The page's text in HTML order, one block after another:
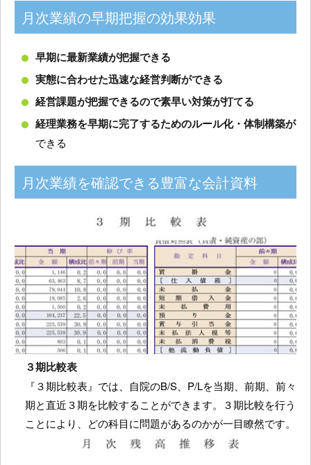
月次業績の早期把握の効果効果
早期に最新業績が把握できる
実態に合わせた迅速な経営判断ができる
経営課題が把握できるので素早い対策が打てる
経理業務を早期に完了するためのルール化・体制構築が
できる
月次業績を確認できる豊富な会計資料
３期比較表
『３期比較表』では、自院のB/S、P/Lを当期、前期、前々
期と直近３期を比較することができます。３期比較を行う
ことにより、どの科目に問題があるのかが一目瞭然です。